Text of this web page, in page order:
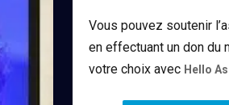
Vous pouvez soutenir
en effectuant un don du
votre choix avec Hello